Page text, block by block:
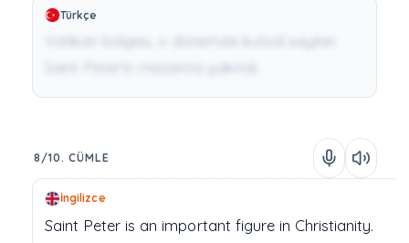
Türkçe
8/10. CÜMLE
İngilizce
Saint Peter is an important figure in Christianity.